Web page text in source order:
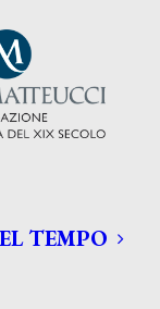
TEMPO
GLI ARTISTI: